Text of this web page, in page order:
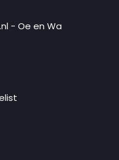
- Oe en Wa